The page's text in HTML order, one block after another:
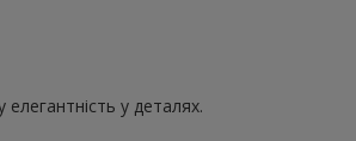
у деталях.